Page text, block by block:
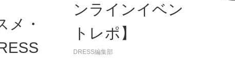
メ・
ンラインイベン
トレポ】
DRESS編集部